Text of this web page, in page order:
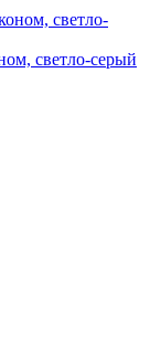
светло-серый